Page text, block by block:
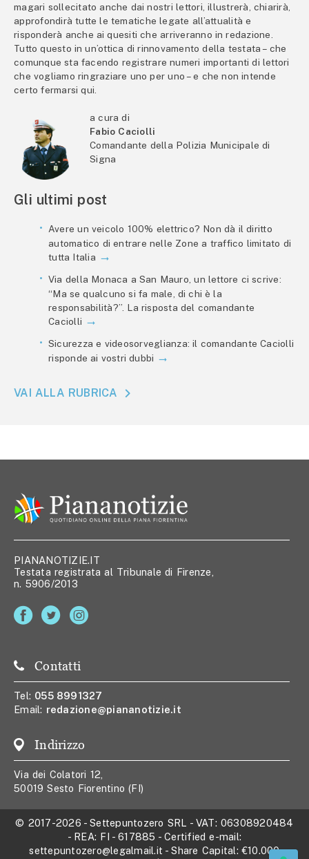
magari sollecitato anche dai nostri lettori, illustrerà, chiarirà,
approfondirà tutte le tematiche legate all’attualità e
risponderà anche ai quesiti che arriveranno in redazione.
Tutto questo in un’ottica di rinnovamento della testata – che
comunque sta facendo registrare numeri importanti di lettori
che vogliamo ringraziare uno per uno – e che non intende
certo fermarsi qui.
a cura di
Fabio Caciolli
Comandante della Polizia Municipale di
Signa
Gli ultimi post
Avere un veicolo 100% elettrico? Non dà il diritto
automatico di entrare nelle Zone a traffico limitato di
tutta Italia
Via della Monaca a San Mauro, un lettore ci scrive:
“Ma se qualcuno si fa male, di chi è la
responsabilità?”. La risposta del comandante
Caciolli
Sicurezza e videosorveglianza: il comandante Caciolli
risponde ai vostri dubbi
VAI ALLA RUBRICA
PIANANOTIZIE.IT
Testata registrata al Tribunale di Firenze,
n. 5906/2013
Contatti
Tel: 055 8991327
Email: redazione@piananotizie.it
Indirizzo
Via dei Colatori 12,
50019 Sesto Fiorentino (FI)
© 2017-2026 -Settepuntozero SRL - VAT: 06308920484
- REA: FI - 617885 - Certified e-mail:
settepuntozero@legalmail.it - Share Capital:€10.000